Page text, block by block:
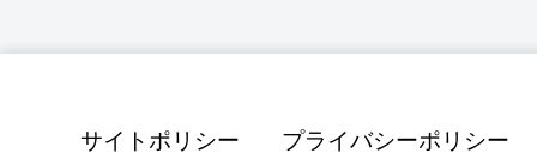
サイトポリシー プライバシーポリシー